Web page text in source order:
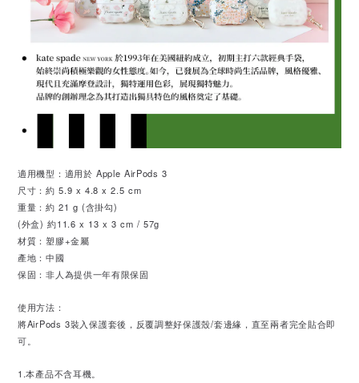
適用機型：適用於 Apple AirPods 3
尺寸：約 5.9 x 4.8 x 2.5 cm
重量：約 21 g (含掛勾)
(外盒) 約11.6 x 13 x 3 cm / 57g
材質：塑膠+金屬
產地：中國
保固：非人為提供一年有限保固
使用方法：
將AirPods 3裝入保護套後，反覆調整好保護殼/套邊緣，直至兩者完全貼合即
可。
1.本產品不含耳機。